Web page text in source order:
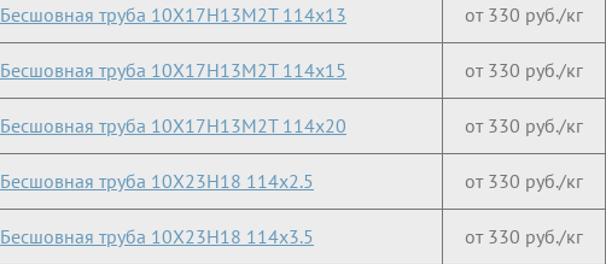
Бесшовная труба 10Х17Н13М2Т 114х13 от 330 руб./кг
Бесшовная труба 10Х17Н13М2Т 114х15 от 330 руб./кг
Бесшовная труба 10Х17Н13М2Т 114х20 от 330 руб./кг
Бесшовная труба 10Х23Н18 114х2.5 от 330 руб./кг
Бесшовная труба 10Х23Н18 114х3.5 от 330 руб./кг